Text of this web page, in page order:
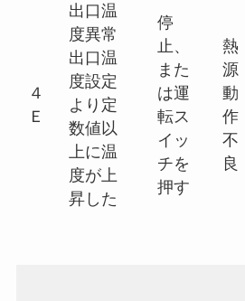
４
Ｅ
出口温
度異常
出口温
度設定
より定
数値以
上に温
度が上
昇した
停
止、
また
は運
転ス
イッ
チを
押す
熱
源
動
作
不
良